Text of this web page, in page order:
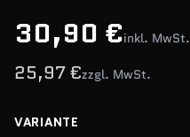
30,90 €inkl. MwSt.
25,97 €zzgl. MwSt.
VARIANTE